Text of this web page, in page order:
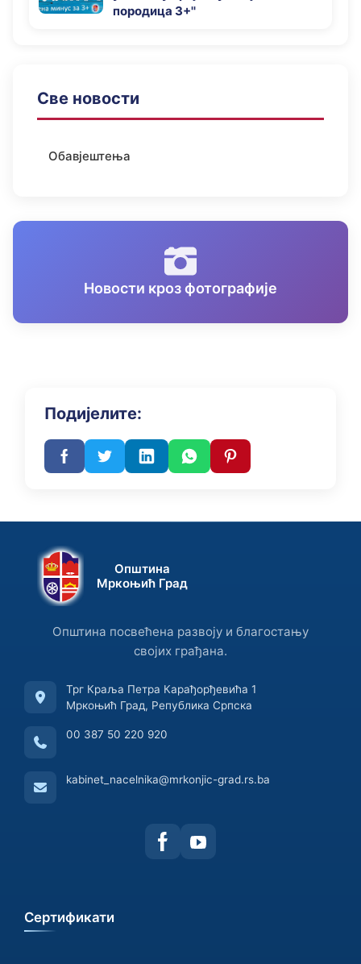
породица 3+''
Све новости
Обавјештења
Новости кроз фотографије
Подијелите:
Општина
Мркоњић Град
Општина посвећена развоју и благостању
својих грађана.
Трг Краља Петра Карађорђевића 1
Мркоњић Град, Република Српска
00 387 50 220 920
kabinet_nacelnika@mrkonjic-grad.rs.ba
Сертификати